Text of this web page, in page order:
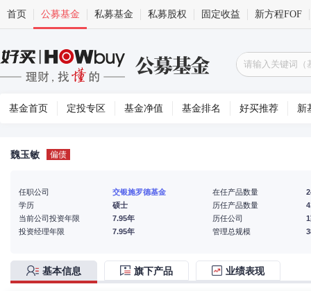
首页 公募基金 私募基金 私募股权 固定收益 新方程FOF
基金首页 定投专区 基金净值 基金排名 好买推荐 新
魏玉敏 偏债
任职公司
交银施罗德基金
学历
硕士
当前公司投资年限
7.95年
投资经理年限
7.95年
在任产品数量
历任产品数量
历任公司
管理总规模
基本信息 旗下产品 业绩表现